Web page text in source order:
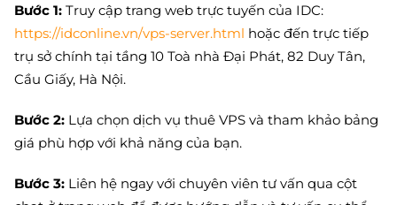
Bước 1: Truy cập trang web trực tuyến của IDC:
https://idconline.vn/vps-server.html hoặc đến trực tiếp
trụ sở chính tại tầng 10 Toà nhà Đại Phát, 82 Duy Tân,
Cầu Giấy, Hà Nội.
Bước 2: Lựa chọn dịch vụ thuê VPS và tham khảo bảng
giá phù hợp với khả năng của bạn.
Bước 3: Liên hệ ngay với chuyên viên tư vấn qua cột